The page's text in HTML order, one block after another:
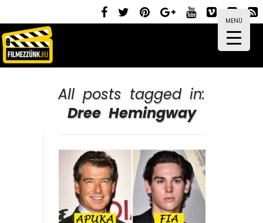
MENÜ
All posts tagged in:
Dree Hemingway